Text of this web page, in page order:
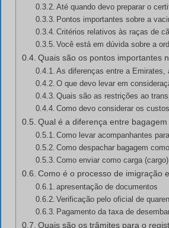
Até quando devo preparar o
Pontos importantes sobre a
Critérios relativos às raças de
Você está em dúvida sobre a
Quais são os pontos importantes
As diferenças entre a Emirates,
O que devo levar em
Quais são as restrições ao
Como devo considerar os
Qual é a diferença entre
Como levar acompanhantes
Como despachar bagagem
Como enviar como carga (cargo)
Como é o processo de imigração
apresentação de documentos
Verificação pelo oficial de
Pagamento da taxa de
Quais são os trâmites para o